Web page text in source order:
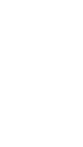
Transparan dan